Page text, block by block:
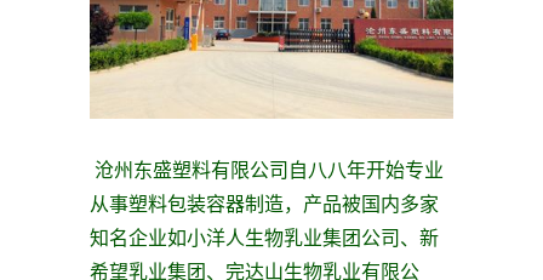
沧州东盛塑料有限公司自八八年开始专业
从事塑料包装容器制造，产品被国内多家
知名企业如小洋人生物乳业集团公司、新
希望乳业集团、完达山生物乳业有限公